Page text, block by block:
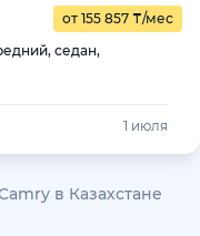
от 155 857 ₸/мес
седан,
1 июля
в Казахстане